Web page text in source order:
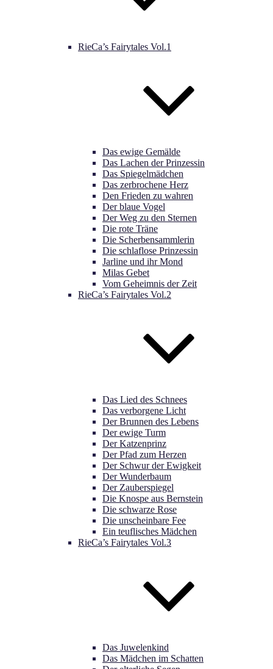
RieCa’s Fairytales Vol.1
Das ewige Gemälde
Das Lachen der Prinzessin
Das Spiegelmädchen
Das zerbrochene Herz
Den Frieden zu wahren
Der blaue Vogel
Der Weg zu den Sternen
Die rote Träne
Die Scherbensammlerin
Die schlaflose Prinzessin
Jarline und ihr Mond
Milas Gebet
Vom Geheimnis der Zeit
RieCa’s Fairytales Vol.2
Das Lied des Schnees
Das verborgene Licht
Der Brunnen des Lebens
Der ewige Turm
Der Katzenprinz
Der Pfad zum Herzen
Der Schwur der Ewigkeit
Der Wunderbaum
Der Zauberspiegel
Die Knospe aus Bernstein
Die schwarze Rose
Die unscheinbare Fee
Ein teuflisches Mädchen
RieCa’s Fairytales Vol.3
Das Juwelenkind
Das Mädchen im Schatten